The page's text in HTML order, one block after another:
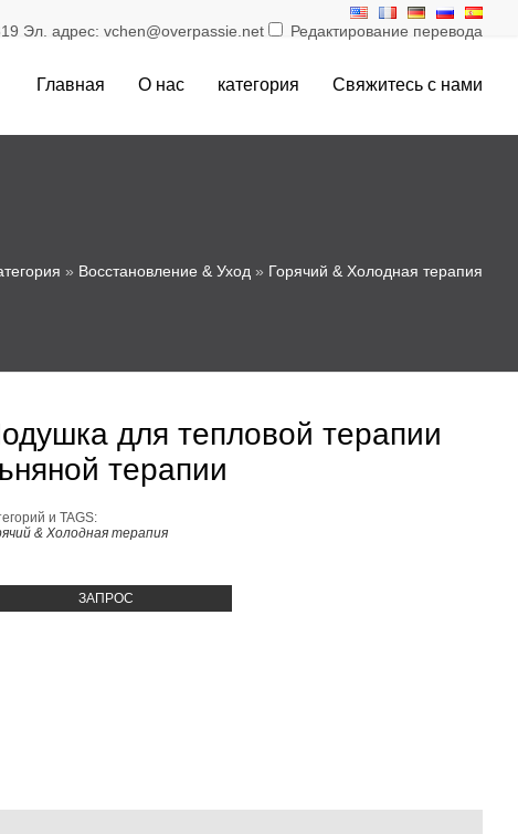
Эл. адрес: vchen@overpassie.net Редактирование перевода
Главная О нас категория Свяжитесь с нами
» Восстановление & Уход » Горячий & Холодная терапия
для тепловой терапии
терапии
и TAGS:
& Холодная терапия
ЗАПРОС